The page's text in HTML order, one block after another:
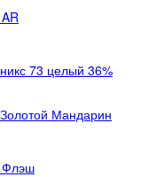
73 целый 36%
Мандарин
Флэш